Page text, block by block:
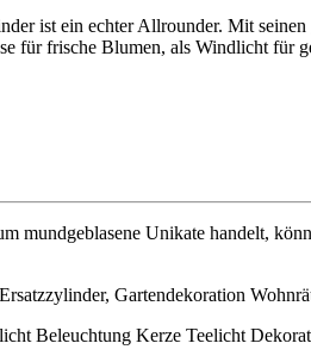
ist ein echter Allrounder. Mit
für frische Blumen, als Windlicht für
mundgeblasene Unikate handelt,
Gartendekoration
Beleuchtung Kerze Teelicht